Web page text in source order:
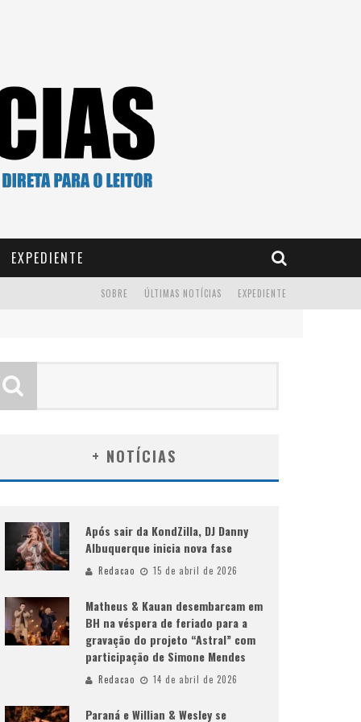
EXPEDIENTE
EXPEDIENTE
ÚLTIMAS NOTÍCIAS
SOBRE
+ NOTÍCIAS
Após sair da KondZilla, DJ Danny
Albuquerque inicia nova fase
Redacao 15 de abril de 2026
Matheus & Kauan desembarcam em
BH na véspera de feriado para a
gravação do projeto “Astral” com
participação de Simone Mendes
Redacao 14 de abril de 2026
Paraná e Willian & Wesley se